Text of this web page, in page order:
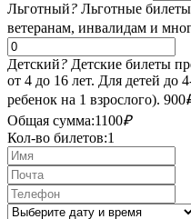
Льготный? Льготные
ветеранам, инвалидам и
Детский? Детские билеты
от 4 до 16 лет. Для детей до
ребенок на 1 взрослого). 900
Общая сумма:1100₽
Кол-во билетов:1